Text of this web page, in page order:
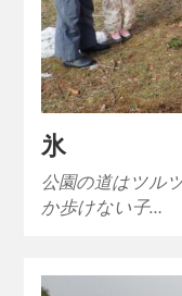
氷
公園の道はツル
か歩けない子…